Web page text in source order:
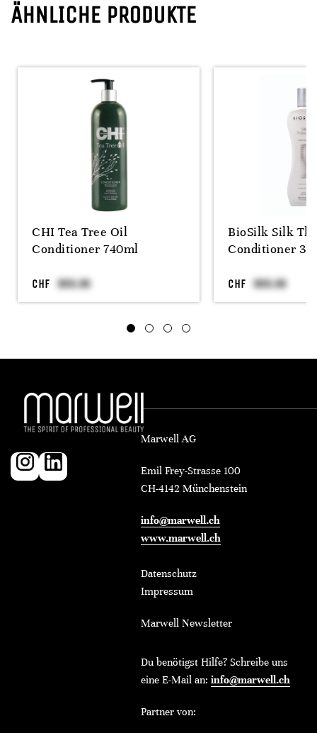
ÄHNLICHE PRODUKTE
CHI Tea Tree Oil
Conditioner 740ml
CHF
BioSilk Silk
Conditioner
CHF
Marwell AG
Emil Frey-Strasse 100
CH-4142 Münchenstein
info@marwell.ch
www.marwell.ch
Datenschutz
Impressum
Marwell Newsletter
Du benötigst Hilfe? Schreibe uns
eine E-Mail an: info@marwell.ch
Partner von: